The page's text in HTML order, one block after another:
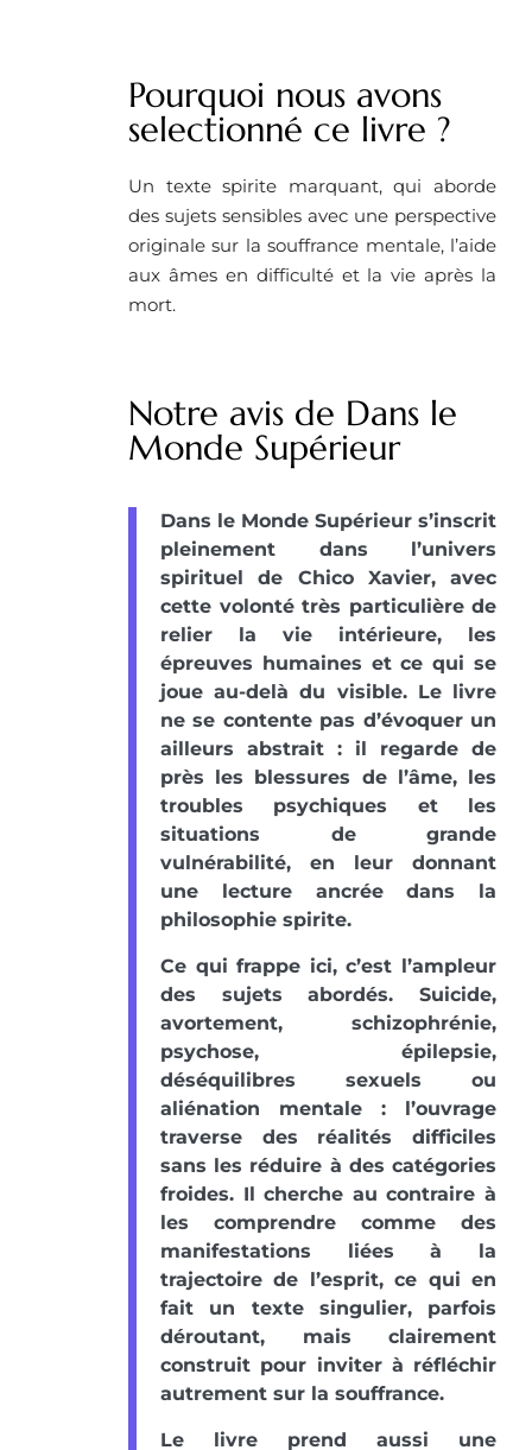
Pourquoi nous avons
selectionné ce livre ?
Un texte spirite marquant, qui aborde
des sujets sensibles avec une perspective
originale sur la souffrance mentale, l’aide
aux âmes en difficulté et la vie après la
mort.
Notre avis de Dans le
Monde Supérieur
Dans le Monde Supérieur s’inscrit
pleinement dans l’univers
spirituel de Chico Xavier, avec
cette volonté très particulière de
relier la vie intérieure, les
épreuves humaines et ce qui se
joue au-delà du visible. Le livre
ne se contente pas d’évoquer un
ailleurs abstrait : il regarde de
près les blessures de l’âme, les
troubles psychiques et les
situations de grande
vulnérabilité, en leur donnant
une lecture ancrée dans la
philosophie spirite.
Ce qui frappe ici, c’est l’ampleur
des sujets abordés. Suicide,
avortement, schizophrénie,
psychose, épilepsie,
déséquilibres sexuels ou
aliénation mentale : l’ouvrage
traverse des réalités difficiles
sans les réduire à des catégories
froides. Il cherche au contraire à
les comprendre comme des
manifestations liées à la
trajectoire de l’esprit, ce qui en
fait un texte singulier, parfois
déroutant, mais clairement
construit pour inviter à réfléchir
autrement sur la souffrance.
Le livre prend aussi une